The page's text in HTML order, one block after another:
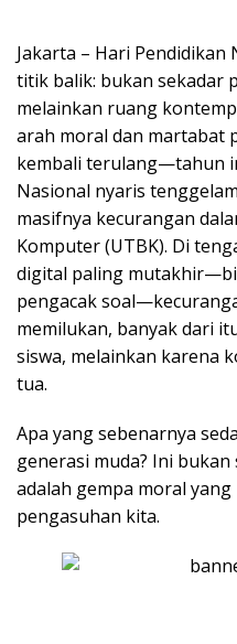
Jakarta – Hari Pendidikan
titik balik: bukan sekadar
melainkan ruang
arah moral dan martabat
kembali terulang—tahun
Nasional nyaris
masifnya kecurangan
Komputer (UTBK). Di
digital paling
pengacak
memilukan, banyak dari
siswa, melainkan karena
tua.
Apa yang sebenarnya
generasi muda? Ini
adalah gempa moral
pengasuhan kita.